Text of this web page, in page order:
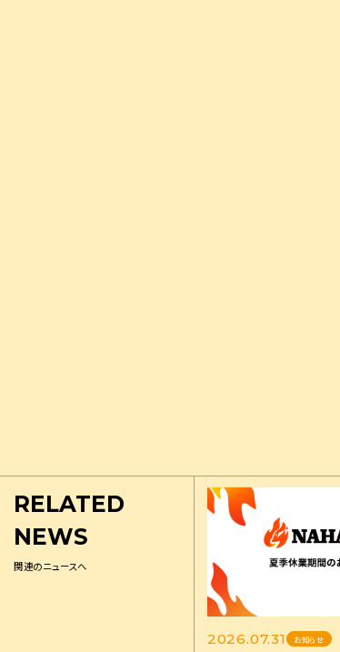
RELATED
NEWS
関連のニュースへ
2026.07.31 お知らせ